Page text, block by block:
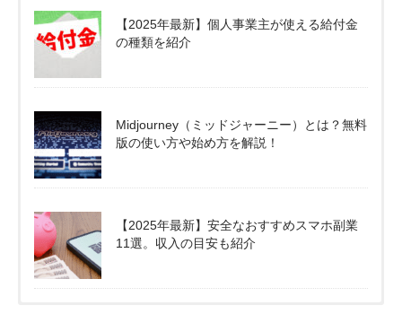
【2025年最新】個人事業主が使える給付金
の種類を紹介
Midjourney（ミッドジャーニー）とは？無料
版の使い方や始め方を解説！
【2025年最新】安全なおすすめスマホ副業
11選。収入の目安も紹介